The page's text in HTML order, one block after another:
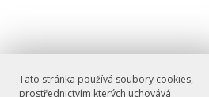
Tato stránka používá soubory cookies,
prostřednictvím kterých uchovává